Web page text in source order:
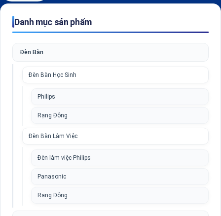
Danh mục sản phẩm
Đèn Bàn
Đèn Bàn Học Sinh
Philips
Rạng Đông
Đèn Bàn Làm Việc
Đèn làm việc Philips
Panasonic
Rạng Đông